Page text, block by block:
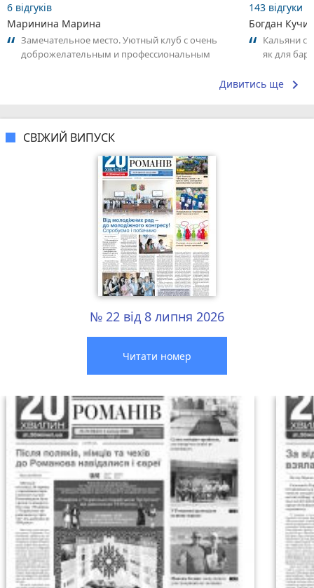
6 відгуків
Маринина Марина
Замечательное место. Уютный клуб с очень
доброжелательным и профессиональным
143 відгуки
Богдан
Кальяни
як для
Дивитись ще keyboard_arrow_right
СВІЖИЙ ВИПУСК
№ 22 від 8 липня 2026
Читати номер